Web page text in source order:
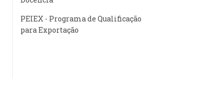
PEIEX - Programa de Qualificação
para Exportação